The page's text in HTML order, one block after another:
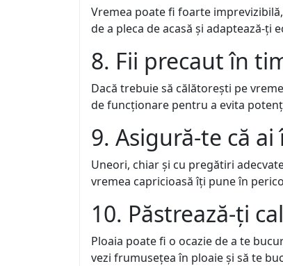
Vremea poate fi foarte
de a pleca de acasă și adaptează-ți
8. Fii precaut în
Dacă trebuie să călătorești pe
de funcționare pentru a evita
9. Asigură-te că
Uneori, chiar și cu pregătiri
vremea capricioasă îți pune în
10. Păstrează-ți
Ploaia poate fi o ocazie de a te
vezi frumusețea în ploaie și să te